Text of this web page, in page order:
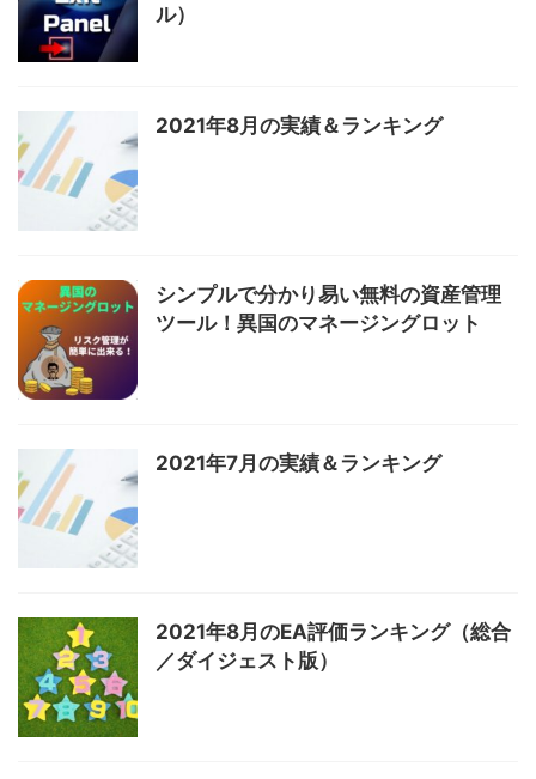
ル）
2021年8月の実績＆ランキング
シンプルで分かり易い無料の資産管理
ツール！異国のマネージングロット
2021年7月の実績＆ランキング
2021年8月のEA評価ランキング（総合
／ダイジェスト版）